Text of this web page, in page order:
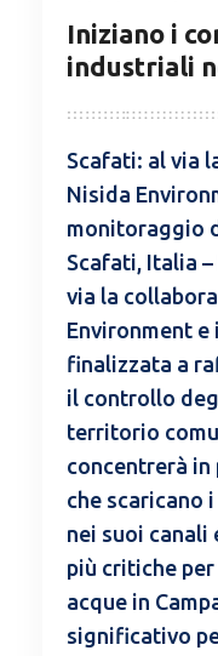
Iniziano i
industriali
Scafati: al via
Nisida
monitoraggio
Scafati, Italia
via la
Environment e
finalizzata a
il controllo
territorio
concentrerà
che scaricano
nei suoi canali
più critiche
acque in
significativo